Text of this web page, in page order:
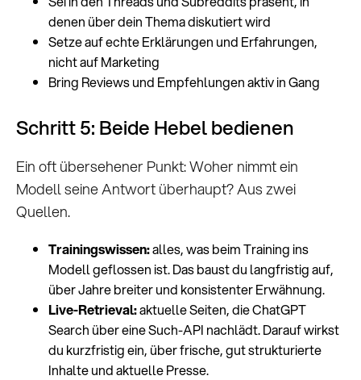
denen über dein Thema diskutiert wird
Setze auf echte Erklärungen und Erfahrungen,
nicht auf Marketing
Bring Reviews und Empfehlungen aktiv in Gang
Schritt 5: Beide Hebel bedienen
Ein oft übersehener Punkt: Woher nimmt ein
Modell seine Antwort überhaupt? Aus zwei
Quellen.
Trainingswissen:alles, was beim Training ins
Modell geflossen ist. Das baust du langfristig auf,
über Jahre breiter und konsistenter Erwähnung.
Live-Retrieval:aktuelle Seiten, die ChatGPT
Search über eine Such-API nachlädt. Darauf wirkst
du kurzfristig ein, über frische, gut strukturierte
Inhalte und aktuelle Presse.